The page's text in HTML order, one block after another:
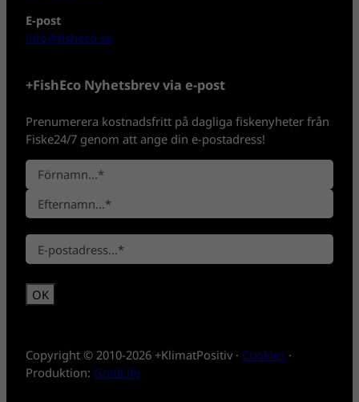
E-post
info@fisheco.se
+FishEco Nyhetsbrev via e-post
Prenumerera kostnadsfritt på dagliga fiskenyheter från
Fiske24/7 genom att ange din e-postadress!
N
a
n
*
F
ö
r
a
m
n
t
e
m
n
E
-
*
Copyright © 2010-2026 +KlimatPositiv · Cookies ·
Produktion: GoldLife